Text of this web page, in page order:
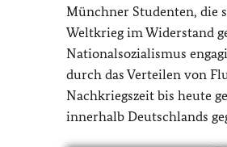
Münchner Studenten, die
Weltkrieg im Widerstand
Nationalsozialismus
durch das Verteilen von
Nachkriegszeit bis heute
innerhalb Deutschlands